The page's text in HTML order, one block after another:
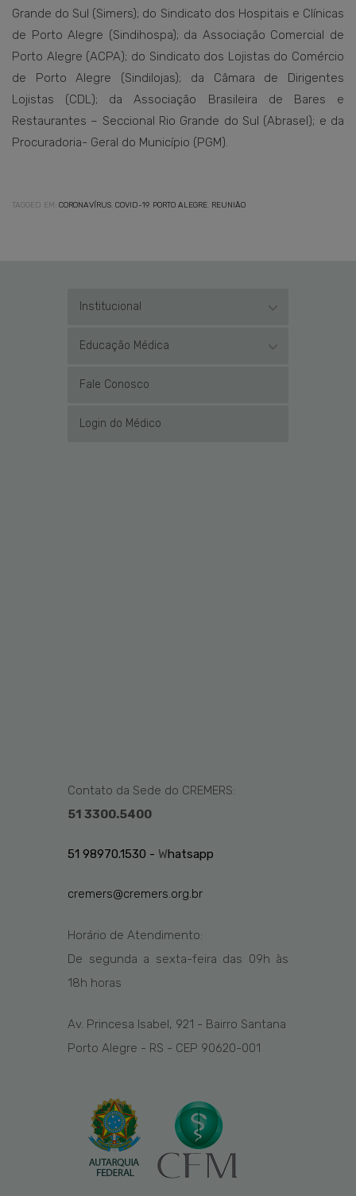
Grande do Sul (Simers); do Sindicato dos Hospitais e Clínicas
de Porto Alegre (Sindihospa); da Associação Comercial de
Porto Alegre (ACPA); do Sindicato dos Lojistas do Comércio
de Porto Alegre (Sindilojas); da Câmara de Dirigentes
Lojistas (CDL); da Associação Brasileira de Bares e
Restaurantes – Seccional Rio Grande do Sul (Abrasel); e da
Procuradoria- Geral do Município (PGM).
TAGGED EM: CORONAVÍRUS COVID-19, PORTO ALEGRE REUNIÃO
Institucional
Educação Médica
Fale Conosco
Login do Médico
Contato da Sede do CREMERS:
51 3300.5400
51 98970.1530 - Whatsapp
cremers@cremers.org.br
Horário de Atendimento:
De segunda a sexta-feira das 09h às
18h horas
Av. Princesa Isabel, 921 - Bairro Santana
Porto Alegre - RS - CEP 90620-001